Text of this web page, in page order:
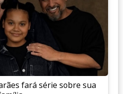
fará série sobre sua